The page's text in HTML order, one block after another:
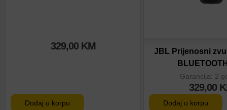
329,00 KM
Dodaj u korpu
JBL Prijenosni
Garancija: 2
329,00
Dodaj u korpu